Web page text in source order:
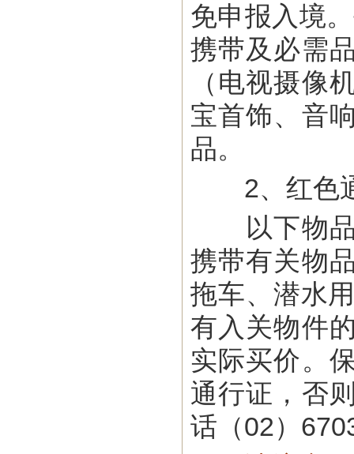
免申报入境
携带及必需
（电视摄像
宝首饰、音
品。
2、红色
以下物品
携带有关物
拖车、潜水
有入关物件
实际买价。
通行证，否
话（02）